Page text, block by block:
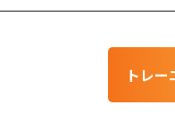
トレ